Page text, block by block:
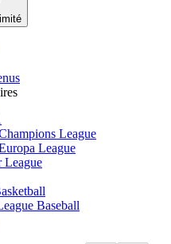
League
League
League
Baseball